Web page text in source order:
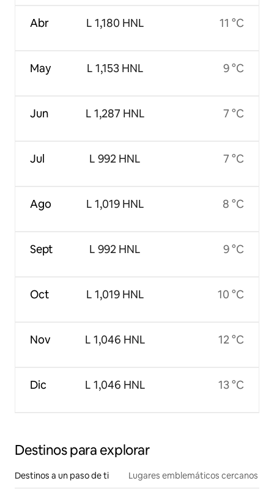
Abr
May
Jun
Jul
Ago
Sept
Oct
Nov
Dic
L 1,180 HNL
L 1,153 HNL
L 1,287 HNL
L 992 HNL
L 1,019 HNL
L 992 HNL
L 1,019 HNL
L 1,046 HNL
L 1,046 HNL
11 °C
9 °C
7 °C
7 °C
8 °C
9 °C
10 °C
12 °C
13 °C
Destinos para explorar
Destinos a un paso de ti Lugares emblemáticos cercanos